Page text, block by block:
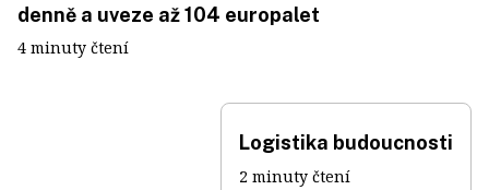
denně a uveze až 104 europalet
4 minuty čtení
Logistika budoucnosti
2 minuty čtení